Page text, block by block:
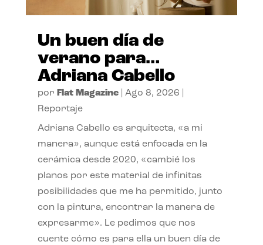
Un buen día de
verano para…
Adriana Cabello
por Flat Magazine| Ago 8, 2026
Reportaje
Adriana Cabello es arquitecta, «a mi
manera», aunque está enfocada en la
cerámica desde 2020, «cambié los
planos por este material de infinitas
posibilidades que me ha permitido, junto
con la pintura, encontrar la manera de
expresarme». Le pedimos que nos
cuente cómo es para ella un buen día de